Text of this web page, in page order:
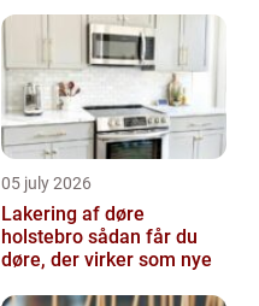
05 july 2026
Lakering af døre
holstebro sådan får du
døre, der virker som nye